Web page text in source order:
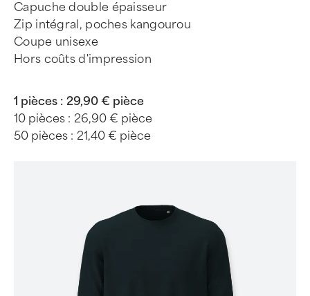
Capuche double épaisseur
Zip intégral, poches kangourou
Coupe unisexe
Hors coûts d'impression
1 pièces : 29,90 € pièce
10 pièces : 26,90 € pièce
50 pièces : 21,40 € pièce